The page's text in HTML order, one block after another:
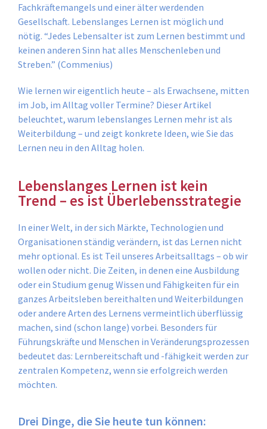
Fachkräftemangels und einer älter werdenden
Gesellschaft. Lebenslanges Lernen ist möglich und
nötig. “Jedes Lebensalter ist zum Lernen bestimmt und
keinen anderen Sinn hat alles Menschenleben und
Streben.” (Commenius)
Wie lernen wir eigentlich heute – als Erwachsene, mitten
im Job, im Alltag voller Termine? Dieser Artikel
beleuchtet, warum lebenslanges Lernen mehr ist als
Weiterbildung – und zeigt konkrete Ideen, wie Sie das
Lernen neu in den Alltag holen.
Lebenslanges Lernen ist kein
Trend – es ist Überlebensstrategie
In einer Welt, in der sich Märkte, Technologien und
Organisationen ständig verändern, ist das Lernen nicht
mehr optional. Es ist Teil unseres Arbeitsalltags – ob wir
wollen oder nicht. Die Zeiten, in denen eine Ausbildung
oder ein Studium genug Wissen und Fähigkeiten für ein
ganzes Arbeitsleben bereithalten und Weiterbildungen
oder andere Arten des Lernens vermeintlich überflüssig
machen, sind (schon lange) vorbei. Besonders für
Führungskräfte und Menschen in Veränderungsprozessen
bedeutet das: Lernbereitschaft und -fähigkeit werden zur
zentralen Kompetenz, wenn sie erfolgreich werden
möchten.
Drei Dinge, die Sie heute tun können: